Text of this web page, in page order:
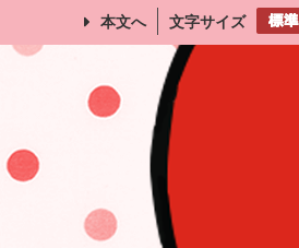
本文へ 文字サイズ